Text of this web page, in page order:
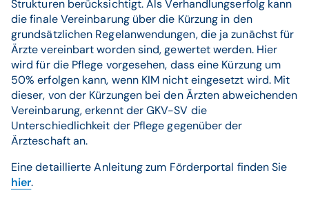
Strukturen berücksichtigt. Als Verhandlungserfolg kann
die finale Vereinbarung über die Kürzung in den
grundsätzlichen Regelanwendungen, die ja zunächst für
Ärzte vereinbart worden sind, gewertet werden. Hier
wird für die Pflege vorgesehen, dass eine Kürzung um
50% erfolgen kann, wenn KIM nicht eingesetzt wird. Mit
dieser, von der Kürzungen bei den Ärzten abweichenden
Vereinbarung, erkennt der GKV-SV die
Unterschiedlichkeit der Pflege gegenüber der
Ärzteschaft an.
Eine detaillierte Anleitung zum Förderportal finden Sie
hier.